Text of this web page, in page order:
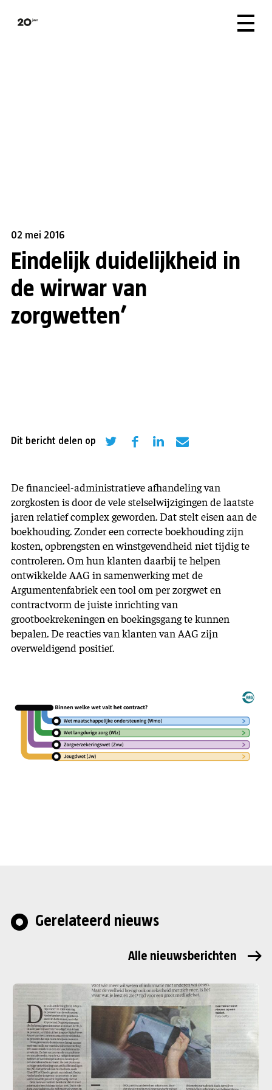
02 mei 2016
Eindelijk duidelijkheid in
de wirwar van
zorgwetten’
Dit bericht delen op
De financieel-administratieve afhandeling van
zorgkosten is door de vele stelselwijzigingen de laatste
jaren relatief complex geworden. Dat stelt eisen aan de
boekhouding. Zonder een correcte boekhouding zijn
kosten, opbrengsten en winstgevendheid niet tijdig te
controleren. Om hun klanten daarbij te helpen
ontwikkelde AAG in samenwerking met de
Argumentenfabriek een tool om per zorgwet en
contractvorm de juiste inrichting van
grootboekrekeningen en boekingsgang te kunnen
bepalen. De reacties van klanten van AAG zijn
overweldigend positief.
Gerelateerd nieuws
Alle nieuwsberichten